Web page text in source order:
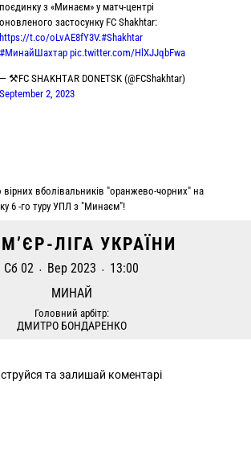
поєдинку з «Минаєм» у матч-центрі
оновленого застосунку FC Shakhtar:
https://t.co/oLvAE8fY3V.#Shakhtar
#МинайШахтар pic.twitter.com/HlXJJqbFwa
— ⚒FC SHAKHTAR DONETSK (@FCShakhtar)
September 2, 2023
вірних вболівальників "оранжево-чорних" на
6 -го туру УПЛ з "Минаєм"!
ЛІГА УКРАЇНИ
Сб 02 • Вер 2023 •
13:00
МИНАЙ
Головний арбітр:
ДМИТРО БОНДАРЕНКО